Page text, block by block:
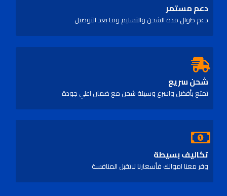
دعم مستمر
دعم طوال مدة الشحن والتسليم وما بعد التوصيل
شحن سريع
تمتع بأفضل واسرع وسيلة شحن مع ضمان اعلي جودة
تكاليف بسيطة
وفر معنا اموالك فأسعارنا لاتقبل المنافسة